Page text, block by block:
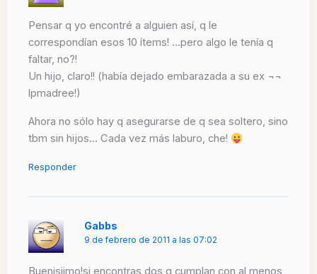
Pensar q yo encontré a alguien así, q le
correspondían esos 10 ítems! …pero algo le tenía q
faltar, no?!
Un hijo, claro!! (había dejado embarazada a su ex ¬¬
lpmadree!)
Ahora no sólo hay q asegurarse de q sea soltero, sino
tbm sin hijos… Cada vez más laburo, che!
Responder
Gabbs
9 de febrero de 2011 a las 07:02
Buenisiimo!si encontras dos q cumplan con al menos